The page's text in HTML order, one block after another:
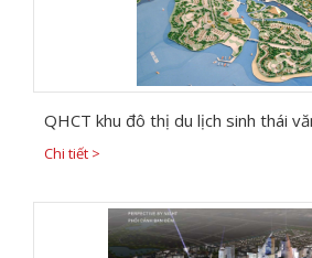
QHCT khu đô thị du lịch sinh thái
Chi tiết >